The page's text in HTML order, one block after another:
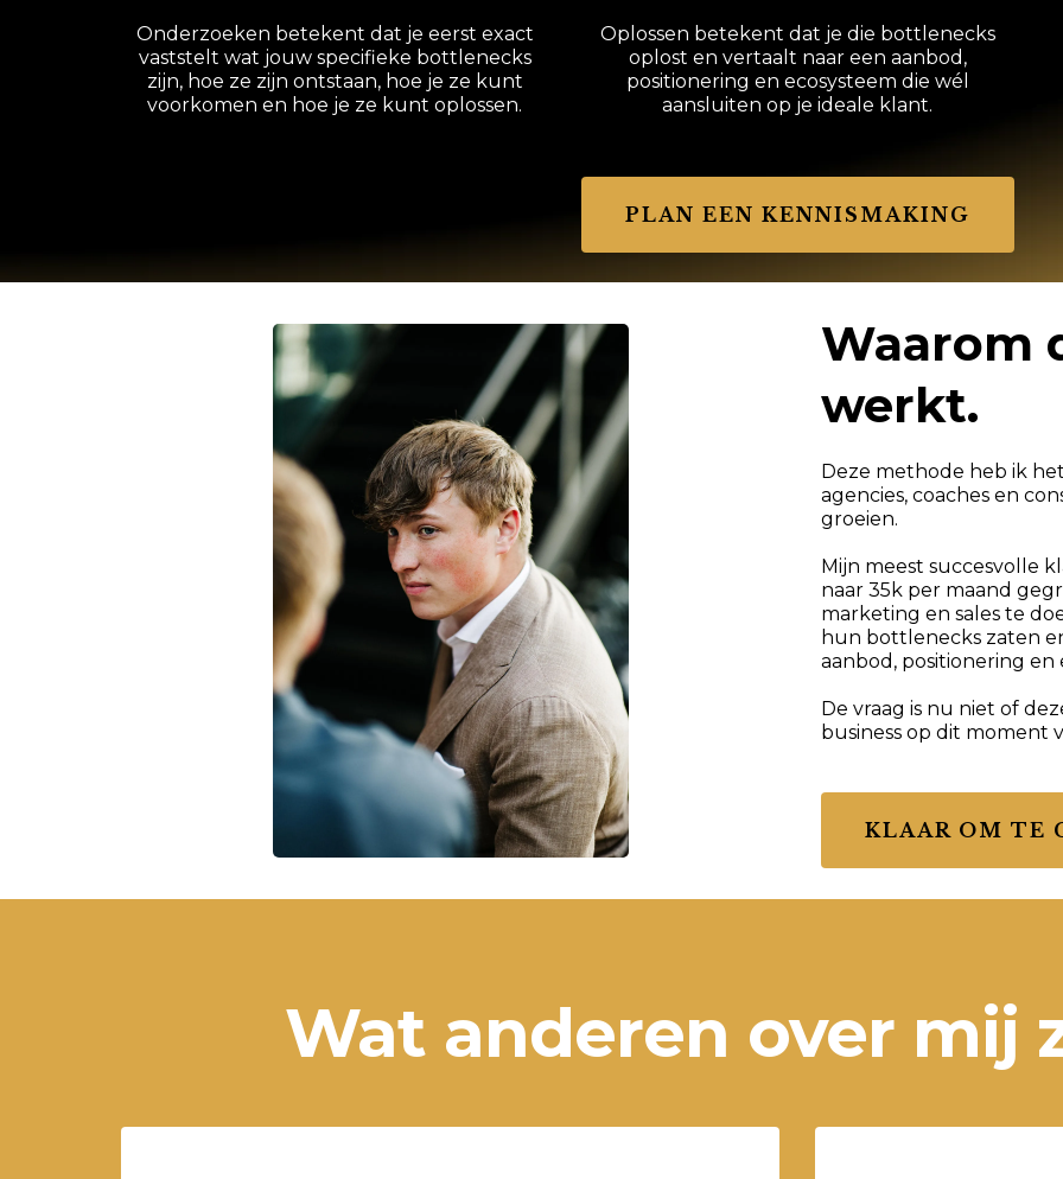
Onderzoeken betekent dat je eerst exact
vaststelt wat jouw specifieke bottlenecks
zijn, hoe ze zijn ontstaan, hoe je ze kunt
voorkomen en hoe je ze kunt oplossen.
Oplossen betekent dat je die bottlenecks
oplost en vertaalt naar een aanbod,
positionering en ecosysteem die wél
aansluiten op je ideale klant.
PLAN EEN KENNISMAKING
Waarom
werkt.
Deze methode heb ik
agencies, coaches en
groeien.
Mijn meest succesvolle
naar 35k per maand
marketing en sales te
hun bottlenecks zaten
aanbod, positionering en
De vraag is nu niet of
business op dit moment
KLAAR OM TE
Wat anderen over mij